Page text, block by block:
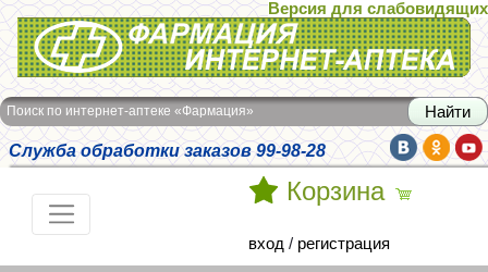
Интернет-аптека Фармация
Версия для слабовидящих
Поиск по интернет-аптеке «Фармация»
Служба обработки заказов 99-98-28
Корзина
вход / регистрация